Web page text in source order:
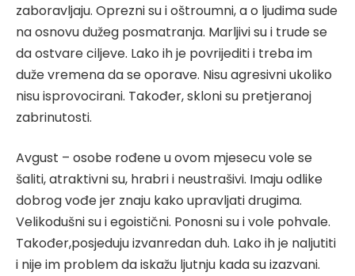
zaboravljaju. Oprezni su i oštroumni, a o ljudima sude
na osnovu dužeg posmatranja. Marljivi su i trude se
da ostvare ciljeve. Lako ih je povrijediti i treba im
duže vremena da se oporave. Nisu agresivni ukoliko
nisu isprovocirani. Također, skloni su pretjeranoj
zabrinutosti.
Avgust – osobe rođene u ovom mjesecu vole se
šaliti, atraktivni su, hrabri i neustrašivi. Imaju odlike
dobrog vođe jer znaju kako upravljati drugima.
Velikodušni su i egoistični. Ponosni su i vole pohvale.
Također,posjeduju izvanredan duh. Lako ih je naljutiti
i nije im problem da iskažu ljutnju kada su izazvani.